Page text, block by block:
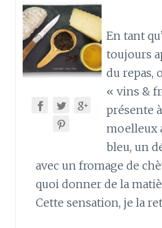
En tant
toujours
du repas,
« vins &
présente
moelleux
bleu, un
avec un fromage de
quoi donner de la
Cette sensation, je la